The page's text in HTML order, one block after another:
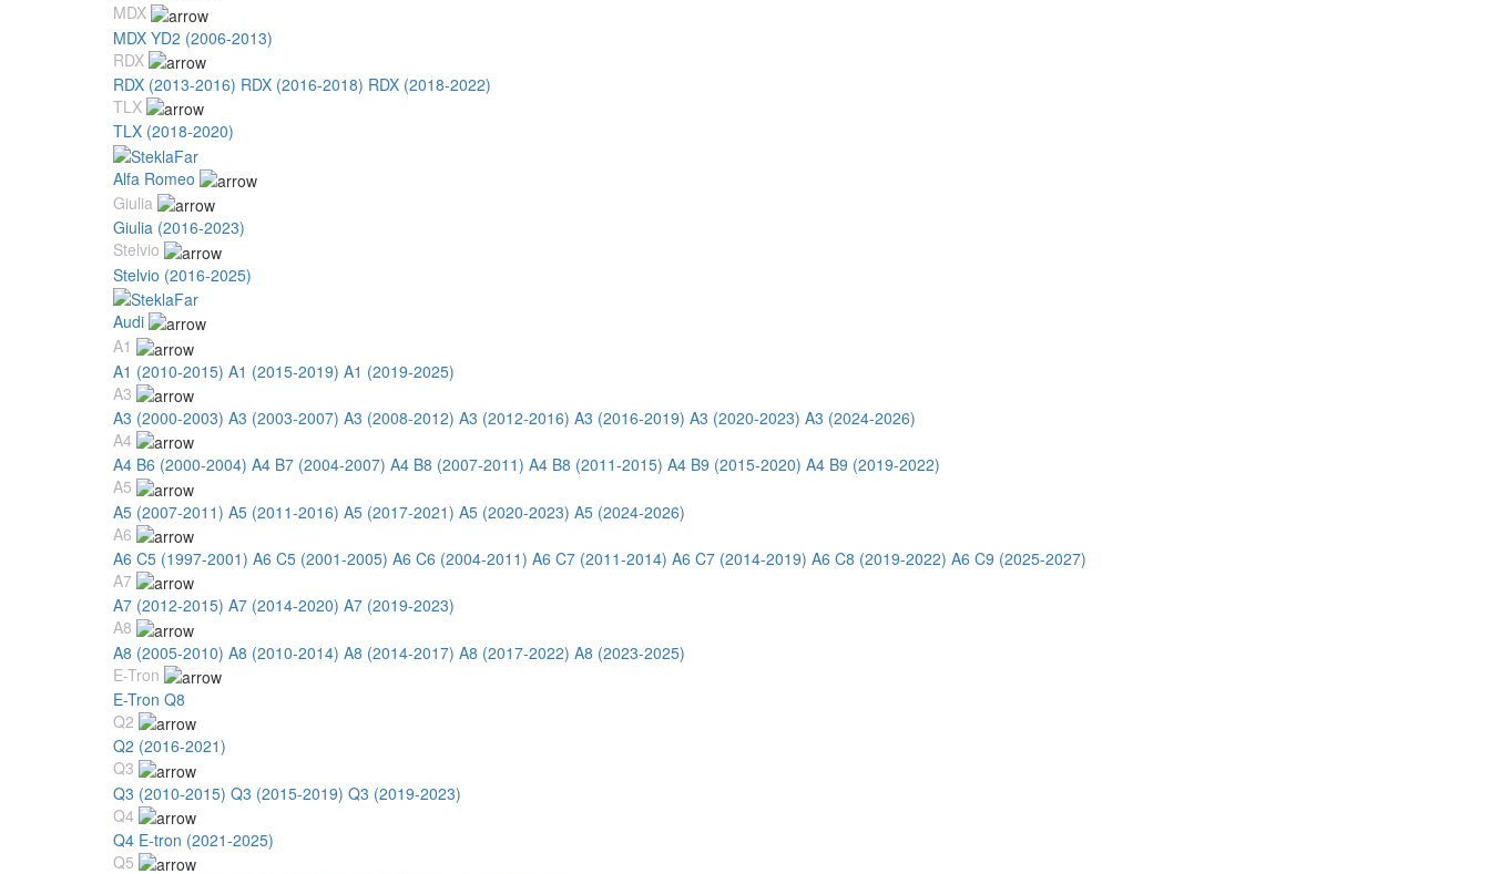
MDX
MDX YD2 (2006-2013)
RDX
RDX (2013-2016) RDX (2016-2018) RDX (2018-2022)
TLX
TLX (2018-2020)
Alfa Romeo
Giulia
Giulia (2016-2023)
Stelvio
Stelvio (2016-2025)
Audi
A1
A1 (2010-2015) A1 (2015-2019) A1 (2019-2025)
A3
A3 (2000-2003) A3 (2003-2007) A3 (2008-2012) A3 (2012-2016) A3 (2016-2019) A3 (2020-2023) A3 (2024-2026)
A4
A4 B6 (2000-2004) A4 B7 (2004-2007) A4 B8 (2007-2011) A4 B8 (2011-2015) A4 B9 (2015-2020) A4 B9 (2019-2022)
A5
A5 (2007-2011) A5 (2011-2016) A5 (2017-2021) A5 (2020-2023) A5 (2024-2026)
A6
A6 C5 (1997-2001) A6 C5 (2001-2005) A6 C6 (2004-2011) A6 C7 (2011-2014) A6 C7 (2014-2019) A6 C8 (2019-2022) A6 C9 (2025-2027)
A7
A7 (2012-2015) A7 (2014-2020) A7 (2019-2023)
A8
A8 (2005-2010) A8 (2010-2014) A8 (2014-2017) A8 (2017-2022) A8 (2023-2025)
E-Tron
E-Tron Q8
Q2
Q2 (2016-2021)
Q3
Q3 (2010-2015) Q3 (2015-2019) Q3 (2019-2023)
Q4
Q4 E-tron (2021-2025)
Q5